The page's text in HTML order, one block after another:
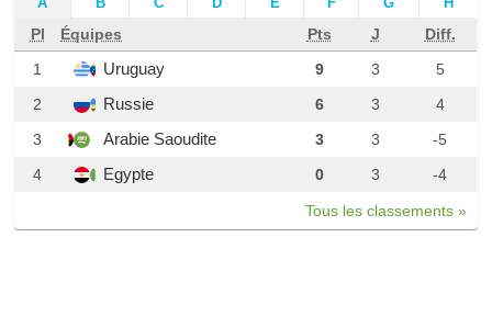
Pl Équipes Pts J
Diff.
1
Uruguay 9 3
5
2
Russie 6 3
4
3
Arabie Saoudite 3 3
-5
4
Egypte 0 3 -4
Tous les classements »